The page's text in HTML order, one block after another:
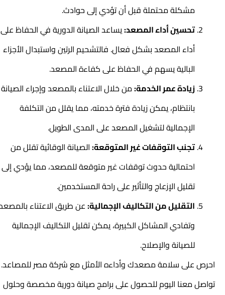
مشكلة محتملة قبل أن تؤدي إلى حوادث.
تحسين أداء المصعد:يساعد الصيانة الدورية في الحفاظ على
أداء المصعد بشكل فعال. فالتشحيم الرتين واستبدال الأجزاء
البالية يسهم في الحفاظ على كفاءة المصعد.
زيادة عمر الخدمة:من خلال الاعتناء بالمصعد وإجراء الصيانة
بانتظام، يمكن زيادة فترة خدمته، مما يقلل من التكلفة
الإجمالية لتشغيل المصعد على المدى الطويل.
تجنب التوقفات غير المتوقعة:الصيانة الوقائية تقلل من
احتمالية حدوث توقفات غير متوقعة للمصعد، مما يؤدي إلى
تقليل الإزعاج والتأثير على راحة المستخدمين.
التقليل من التكاليف الإجمالية:عن طريق الاعتناء بالمصعد
وتفادي المشاكل الكبيرة، يمكن تقليل التكاليف الإجمالية
للصيانة والإصلاح.
احرص على سلامة مصعدك وأداءه الأمثل مع شركة مصر للمصاعد.
تواصل معنا اليوم للحصول على برامج صيانة دورية مخصصة وحلول